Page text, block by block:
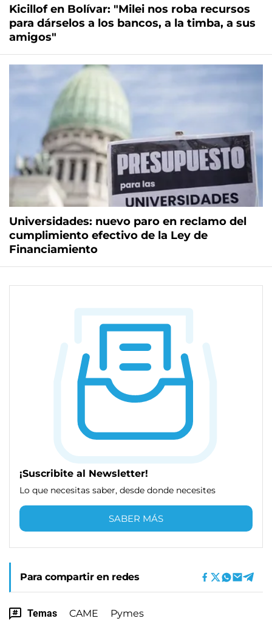
Kicillof en Bolívar: "Milei nos roba recursos
para dárselos a los bancos, a la timba, a sus
amigos"
Universidades: nuevo paro en reclamo del
cumplimiento efectivo de la Ley de
Financiamiento
¡Suscribite al Newsletter!
Lo que necesitas saber, desde donde necesites
SABER MÁS
Para compartir en redes
Temas CAME Pymes